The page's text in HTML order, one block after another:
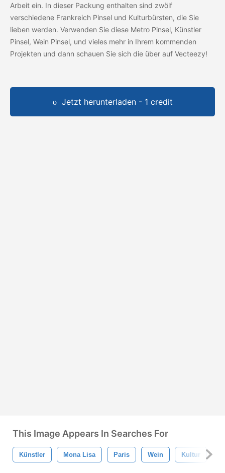
Arbeit ein. In dieser Packung enthalten sind zwölf
verschiedene Frankreich Pinsel und Kulturbürsten, die Sie
lieben werden. Verwenden Sie diese Metro Pinsel, Künstler
Pinsel, Wein Pinsel, und vieles mehr in Ihrem kommenden
Projekten und dann schauen Sie sich die über auf Vecteezy!
Jetzt herunterladen - 1 credit
This Image Appears In Searches For
Künstler Mona Lisa Paris Wein Kultur